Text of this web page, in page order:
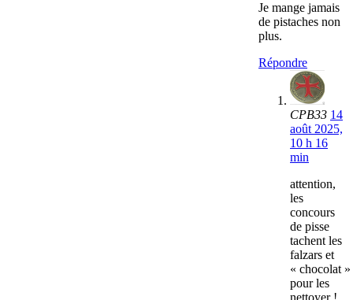
Je mange jamais
de pistaches non
plus.
Répondre
CPB33 14
août 2025,
10 h 16
min
attention,
les
concours
de pisse
tachent les
falzars et
« chocolat »
pour les